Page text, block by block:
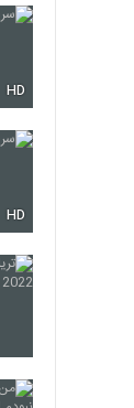
HD
HD